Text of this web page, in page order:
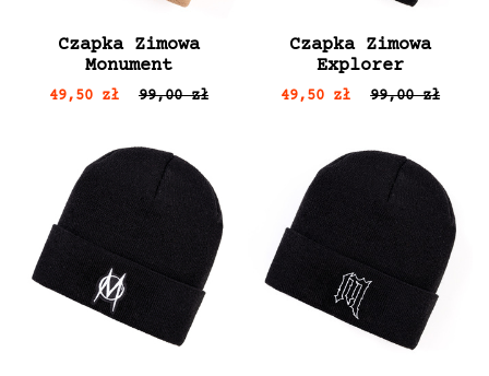
Czapka Zimowa
Monument
49,50 zł 99,00 zł
Czapka Zimowa
Explorer
49,50 zł 99,00 zł